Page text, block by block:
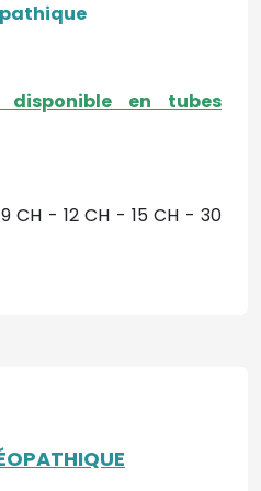
en tubes
CH - 12 CH - 15 CH - 30